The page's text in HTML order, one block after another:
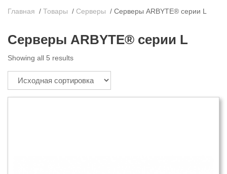
Главная / Товары / Серверы / Серверы ARBYTE® серии L
Серверы ARBYTE® серии L
Showing all 5 results